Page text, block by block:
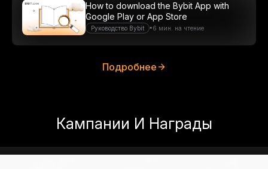
Руководство Bybit •6 мин. на чтение
How to download the Bybit App with
Google Play or App Store
Подробнее
Кампании И Награды